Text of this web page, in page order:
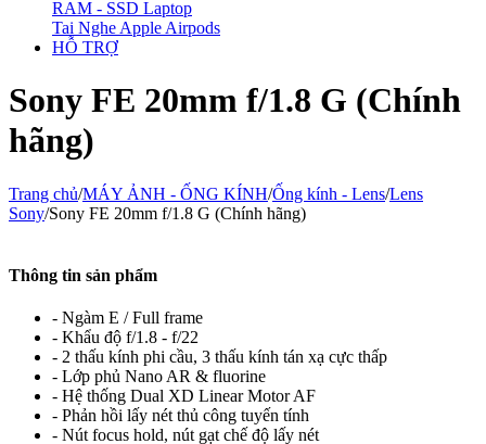
RAM - SSD Laptop
Tai Nghe Apple Airpods
HỖ TRỢ
Sony FE 20mm f/1.8 G (Chính
hãng)
Trang chủ/MÁY ẢNH - ỐNG KÍNH/Ống kính - Lens/Lens
Sony/Sony FE 20mm f/1.8 G (Chính hãng)
Thông tin sản phẩm
- Ngàm E / Full frame
- Khẩu độ f/1.8 - f/22
- 2 thấu kính phi cầu, 3 thấu kính tán xạ cực thấp
- Lớp phủ Nano AR & fluorine
- Hệ thống Dual XD Linear Motor AF
- Phản hồi lấy nét thủ công tuyến tính
- Nút focus hold, nút gạt chế độ lấy nét